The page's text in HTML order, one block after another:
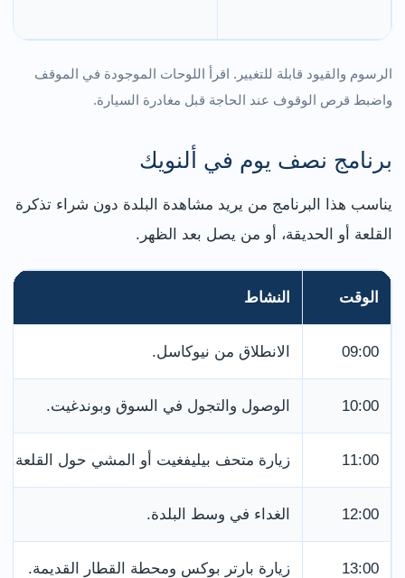
الرسوم والقيود قابلة للتغيير. اقرأ اللوحات الموجودة في الموقف
واضبط قرص الوقوف عند الحاجة قبل مغادرة السيارة.
برنامج نصف يوم في ألنويك
يناسب هذا البرنامج من يريد مشاهدة البلدة دون شراء تذكرة
القلعة أو الحديقة، أو من يصل بعد الظهر.
الوقت النشاط
09:00 الانطلاق من نيوكاسل.
10:00 الوصول والتجول في السوق وبوندغيت.
11:00 زيارة متحف بيليفغيت أو المشي حول القلعة.
12:00 الغداء في وسط البلدة.
13:00 زيارة بارتر بوكس ومحطة القطار القديمة.